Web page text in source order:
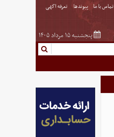
تماس با ما پیوندها تعرفه اگهی
پنجشنبه ۱۵ مرداد ۱۴۰۵